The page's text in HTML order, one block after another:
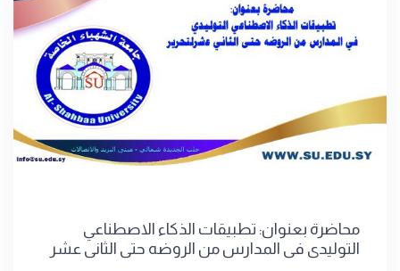
محاضرة بعنوان: تطبيقات الذكاء الاصطناعي
التوليدي في المدارس من الروضه حتى الثاني عشر